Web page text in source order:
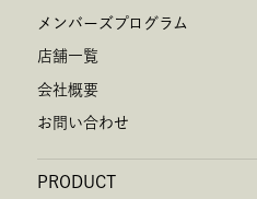
メンバーズプログラム
店舗一覧
会社概要
お問い合わせ
PRODUCT